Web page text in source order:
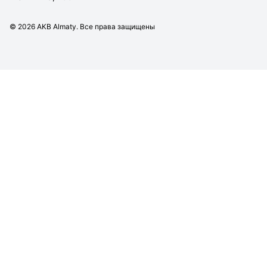
© 2026 AKB Almaty. Все права защищены